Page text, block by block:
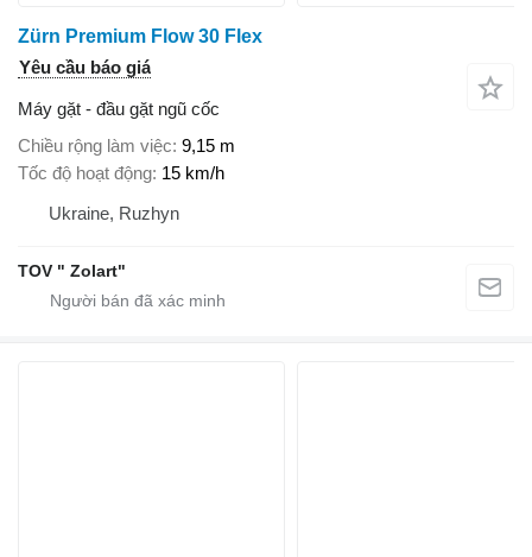
Zürn Premium Flow 30 Flex
Yêu cầu báo giá
Máy gặt - đầu gặt ngũ cốc
Chiều rộng làm việc 9,15 m
Tốc độ hoạt động 15 km/h
Ukraine, Ruzhyn
TOV " Zolart"